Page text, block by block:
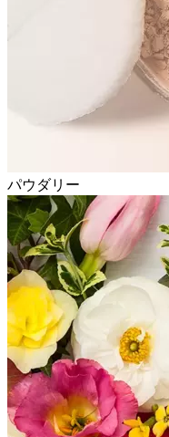
パウダリー